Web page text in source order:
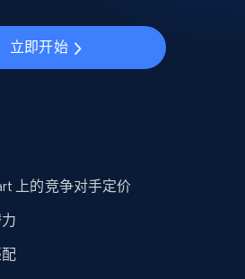
立即开始
上的竞争对手定价